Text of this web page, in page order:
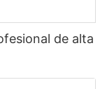
de alta